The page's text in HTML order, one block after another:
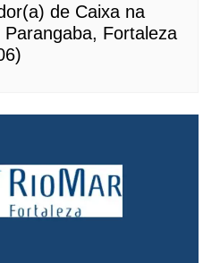
de Caixa na
Fortaleza